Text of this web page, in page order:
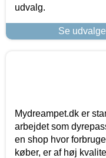
udvalg.
Se
Mydreampet.dk er
arbejdet som
en shop hvor
køber, er af høj